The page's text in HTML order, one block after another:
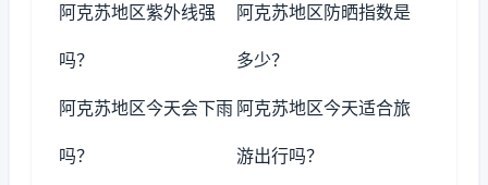
阿克苏地区紫外线强
吗？
阿克苏地区防晒指数是
多少？
阿克苏地区今天会下雨
吗？
阿克苏地区今天适合旅
游出行吗？